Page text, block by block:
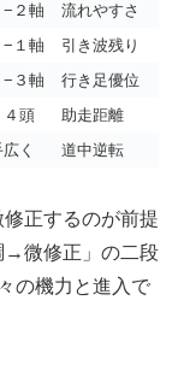
−２軸
流れやすさ
−１軸
引き波残り
−３軸
行き足優位
４頭
助走距離
く 道中逆転
正するのが前提
→微修正」の二段
の機力と進入で